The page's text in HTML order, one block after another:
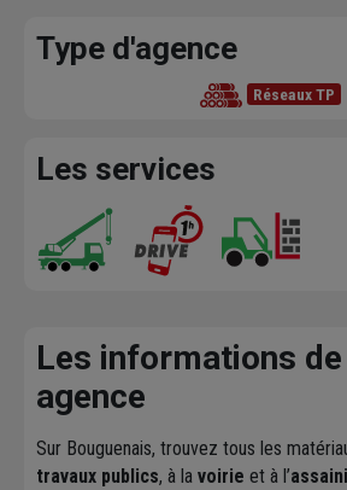
Type d'agence
Réseaux TP
Les services
Les informations
agence
Sur Bouguenais, trouvez tous les
travaux publics, à la voirie et à l’